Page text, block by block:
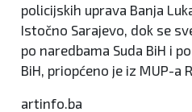
policijskih uprava Banja
Istočno Sarajevo, dok se
po naredbama Suda BiH i
BiH, priopćeno je iz MUP-a
artinfo.ba